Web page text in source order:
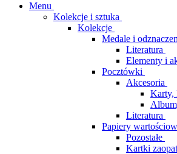
Menu
Kolekcje i sztuka
Kolekcje
Medale i
Literatura
Elementy i
Pocztówki
Akcesoria
Karty,
Literatura
Papiery
Pozostałe
Kartki